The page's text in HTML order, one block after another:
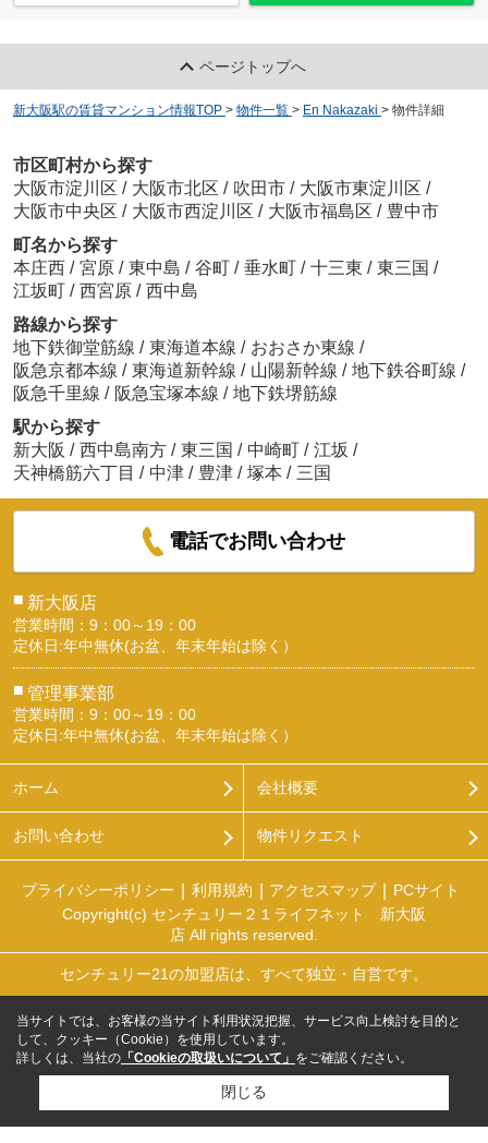
ページトップへ
新大阪駅の賃貸マンション情報TOP > 物件一覧 > En Nakazaki > 物件詳細
市区町村から探す
大阪市淀川区 / 大阪市北区 / 吹田市 / 大阪市東淀川区 /
大阪市中央区 / 大阪市西淀川区 / 大阪市福島区 / 豊中市
町名から探す
本庄西 / 宮原 / 東中島 / 谷町 / 垂水町 / 十三東 / 東三国 /
江坂町 / 西宮原 / 西中島
路線から探す
地下鉄御堂筋線 / 東海道本線 / おおさか東線 /
阪急京都本線 / 東海道新幹線 / 山陽新幹線 / 地下鉄谷町線 /
阪急千里線 / 阪急宝塚本線 / 地下鉄堺筋線
駅から探す
新大阪 / 西中島南方 / 東三国 / 中崎町 / 江坂 /
天神橋筋六丁目 / 中津 / 豊津 / 塚本 / 三国
電話でお問い合わせ
■ 新大阪店
営業時間：9：00～19：00
定休日:年中無休(お盆、年末年始は除く）
■ 管理事業部
営業時間：9：00～19：00
定休日:年中無休(お盆、年末年始は除く）
ホーム 会社概要
お問い合わせ 物件リクエスト
プライバシーポリシー 利用規約 アクセスマップ
PCサイト
Copyright(c) センチュリー２１ライフネット 新大阪
店 All rights reserved.
センチュリー21の加盟店は、すべて独立・自営です。
当サイトでは、お客様の当サイト利用状況把握、サービス向上検討を目的と
して、クッキー（Cookie）を使用しています。
詳しくは、当社の 「Cookieの取扱いについて」 をご確認ください。
閉じる